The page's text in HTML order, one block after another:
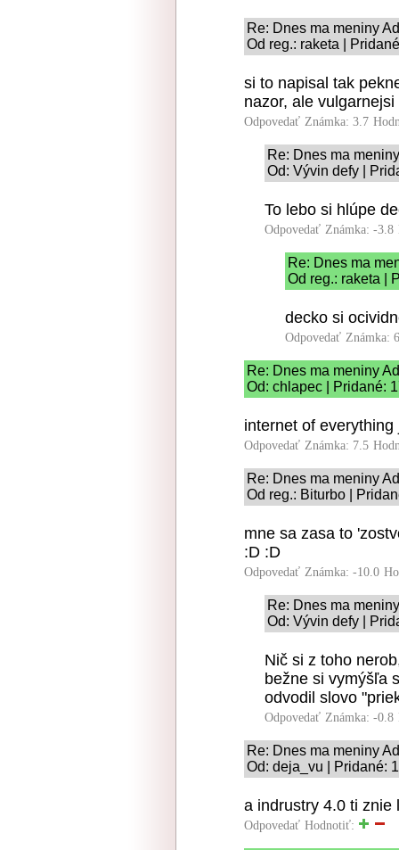
Re: Dnes ma meniny
Od reg.: raketa |
si to napisal tak
nazor, ale vulgarnejsi
Odpovedať Známka: 3.7
Re: Dnes ma
Od: Vývin defy |
To lebo si hlúpe
Odpovedať Známka: -3.8
Re: Dnes ma
Od reg.: raketa |
decko si
Odpovedať Známka:
Re: Dnes ma meniny
Od: chlapec | Pridané:
internet of everything
Odpovedať Známka: 7.5
Re: Dnes ma meniny
Od reg.: Biturbo |
mne sa zasa to
:D :D
Odpovedať Známka: -10.0
Re: Dnes ma
Od: Vývin defy |
Nič si z toho
bežne si vymýšľa
odvodil slovo
Odpovedať Známka: -0.8
Re: Dnes ma meniny
Od: deja_vu | Pridané:
a indrustry 4.0 ti znie
Odpovedať Hodnotiť: